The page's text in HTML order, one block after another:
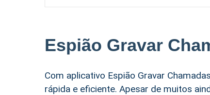
Espião Gravar
Com aplicativo Espião Gravar
rápida e eficiente. Apesar de muitos